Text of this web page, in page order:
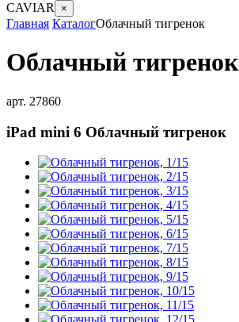
CAVIAR ×
Главная КаталогОблачный тигренок
Облачный тигренок
арт. 27860
iPad mini 6 Облачный тигренок